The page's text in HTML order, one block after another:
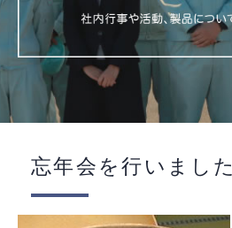
忘年会を行いました